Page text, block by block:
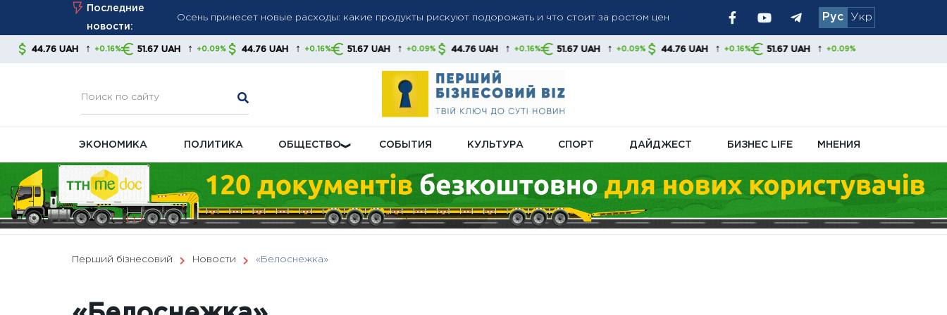
content
Последние
новости:
Курс валют на 7 августа: доллар и евро выросли, злотый также подорожал — данные НБУ и обменников
Великобритания ввела новые санкции против российских банков и танкеров: Лондон усиливает
давление на энергетический сектор РФ
Рус Укр
↑ +0.16% 51.67 UAH ↑ +0.09% 44.76 UAH ↑ +0.16% 51.67 UAH ↑ +0.09% 44.76 UAH ↑ +0.16% 51.67 UAH ↑ +0.09% 44.76 UAH ↑ +0.16% 51.67 UAH ↑ +0.09%
ЭКОНОМИКА ПОЛИТИКА ОБЩЕСТВО СОБЫТИЯ КУЛЬТУРА СПОРТ ДАЙДЖЕСТ БИЗНЕС LIFE МНЕНИЯ
Перший бізнесовий Новости «Белоснежка»